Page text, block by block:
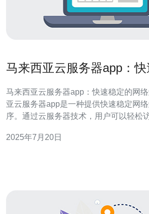
马来西亚云服务器app：
马来西亚云服务器app：快速稳定的网络解决
亚云服务器app是一种提供快速稳定网
序。通过云服务器技术，用户可以轻松
云服务器app提供高速稳定的网络连接，
2025年7月20日